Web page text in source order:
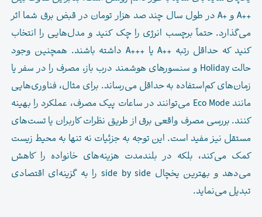
++A و +A در طول سال چند صد هزار تومان در قبض برق شما اثر
می‌گذارد. حتماً برچسب انرژی را چک کنید و مدل‌هایی را انتخاب
کنید که حداقل رتبه ++A یا +++A داشته باشند. همچنین وجود
حالت Holiday و سنسورهای هوشمند درب باز، مصرف را در سفر یا
زمان‌های کم‌استفاده به حداقل می‌رساند. برای مثال، فناوری‌هایی
مانند Eco Mode می‌توانند در ساعات پیک مصرف، عملکرد را بهینه
کنند. بررسی مصرف واقعی برق از طریق نظرات کاربران یا تست‌های
مستقل نیز مفید است. این توجه به جزئیات نه تنها به محیط زیست
کمک می‌کند، بلکه در بلندمدت هزینه‌های خانواده را کاهش
می‌دهد و بهترین یخچال side by side را به گزینه‌ای اقتصادی
تبدیل می‌نماید.